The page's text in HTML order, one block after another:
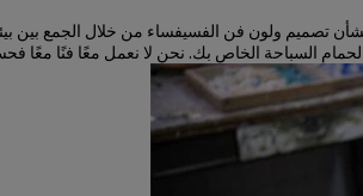
لحمام السباحة الخاص بك. نحن لا نعمل معًا فنًا